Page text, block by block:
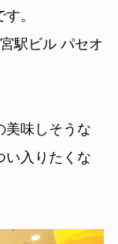
。
駅ビル パセオ
美味しそうな
い入りたくな